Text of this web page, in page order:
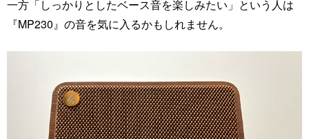
一方「しっかりとしたベース音を楽しみたい」という人は
『MP230』の音を気に入るかもしれません。